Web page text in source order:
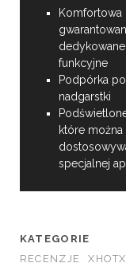
Komfortowa
funkcyjne
Podpórka
nadgarstki
które można
specjalnej
KATEGORIE
RECENZJE
XHOTX